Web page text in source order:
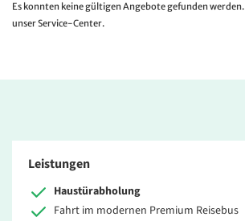
Es konnten keine gültigen Angebote gefunden werden.
unser Service-Center.
Leistungen
Haustürabholung
Fahrt im modernen Premium Reisebus